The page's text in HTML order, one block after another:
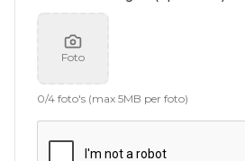
Foto
0/4 foto's (max 5MB per foto)